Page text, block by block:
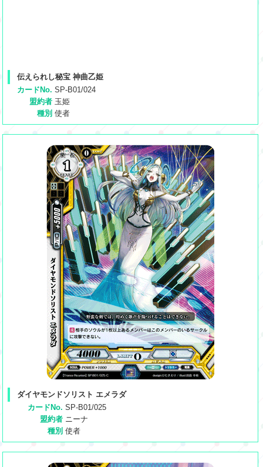
伝えられし秘宝 神曲乙姫
カードNo. SP-B01/024
盟約者 玉姫
種別 使者
ダイヤモンドソリスト エメラダ
カードNo. SP-B01/025
盟約者 ニーナ
種別 使者